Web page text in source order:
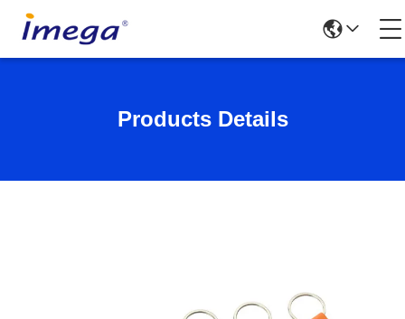
Products Details